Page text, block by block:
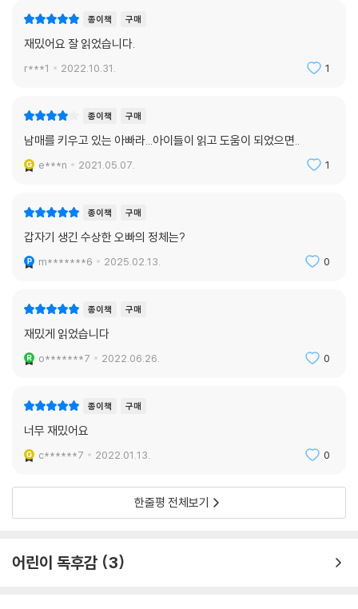
판타지, 추리, 미스터리의 요소들을 과장 없이 자연스럽게 녹여 냈다. 마지
막 장에 이르기까지 풀리지 않는 수수께끼로 인해 내내 이어지는 미스터리
한 분위기와 추리 소설 기법을 닮은 문장들은 계속해서 다음, 또 그다음 사
건들을 기대하게 한다. 짜임새 있게 설정된 무대 위를 활보하다 마침내 다
찬 결말로 속이 시원하리만치 개운하고 상쾌하다. 한 치 앞도 예측할 수 없
게 펼쳐지는 명랑하고 발랄한 미스터리 소설, 청소년들이 선택한 단 하나
의 작품의 탄생이다.
나도 모르는 새에 이리 튀고 저리 튀는 주인공에 휩쓸리게 되는, 하지만 그
것이 절대 부담스럽지는 않은, 오히려 이 여정을 즐겁다 느끼며 다음 사건
을 기대하게 하는 소설이다. 한마디로 이 소설은 “재밌다”.
손에서 책을 놓을 수 없게 만드는 한 편의 영화 같은 이야기! 내가 주인공인
것처럼 빨려들게 만든다. 마치 가상 현실 게임을 하듯 머릿속에 풍경이 자
연스럽게 그려졌다.
학교 야자 시간에 이 작품을 읽었는데, 쉬는 시간까지 생략하고 단숨에 다
- 선덕여자고등학교 2학년 박서현
행복하고 버라이어티한 꿈을 꾸고 싶은 사람은 이 책을 펼쳐라.
- 더불어가는배움터길 1학년 이현수
『남매의 탄생』은 정말 매력적인 소설이다. ‘죽음’이라는 청소년에게는 조
종이책 구매
재밌어요 잘 읽었습니다.
r***1 2022.10.31. 1
종이책 구매
남매를 키우고 있는 아빠라...아이들이 읽고 도움이 되었으면..
e***n 2021.05.07. 1
종이책 구매
갑자기 생긴 수상한 오빠의 정체는?
m*******6 2025.02.13. 0
종이책 구매
재밌게 읽었습니다
o*******7 2022.06.26. 0
종이책 구매
너무 재밌어요
c******7 2022.01.13. 0
한줄평 전체보기
어린이 독후감 3